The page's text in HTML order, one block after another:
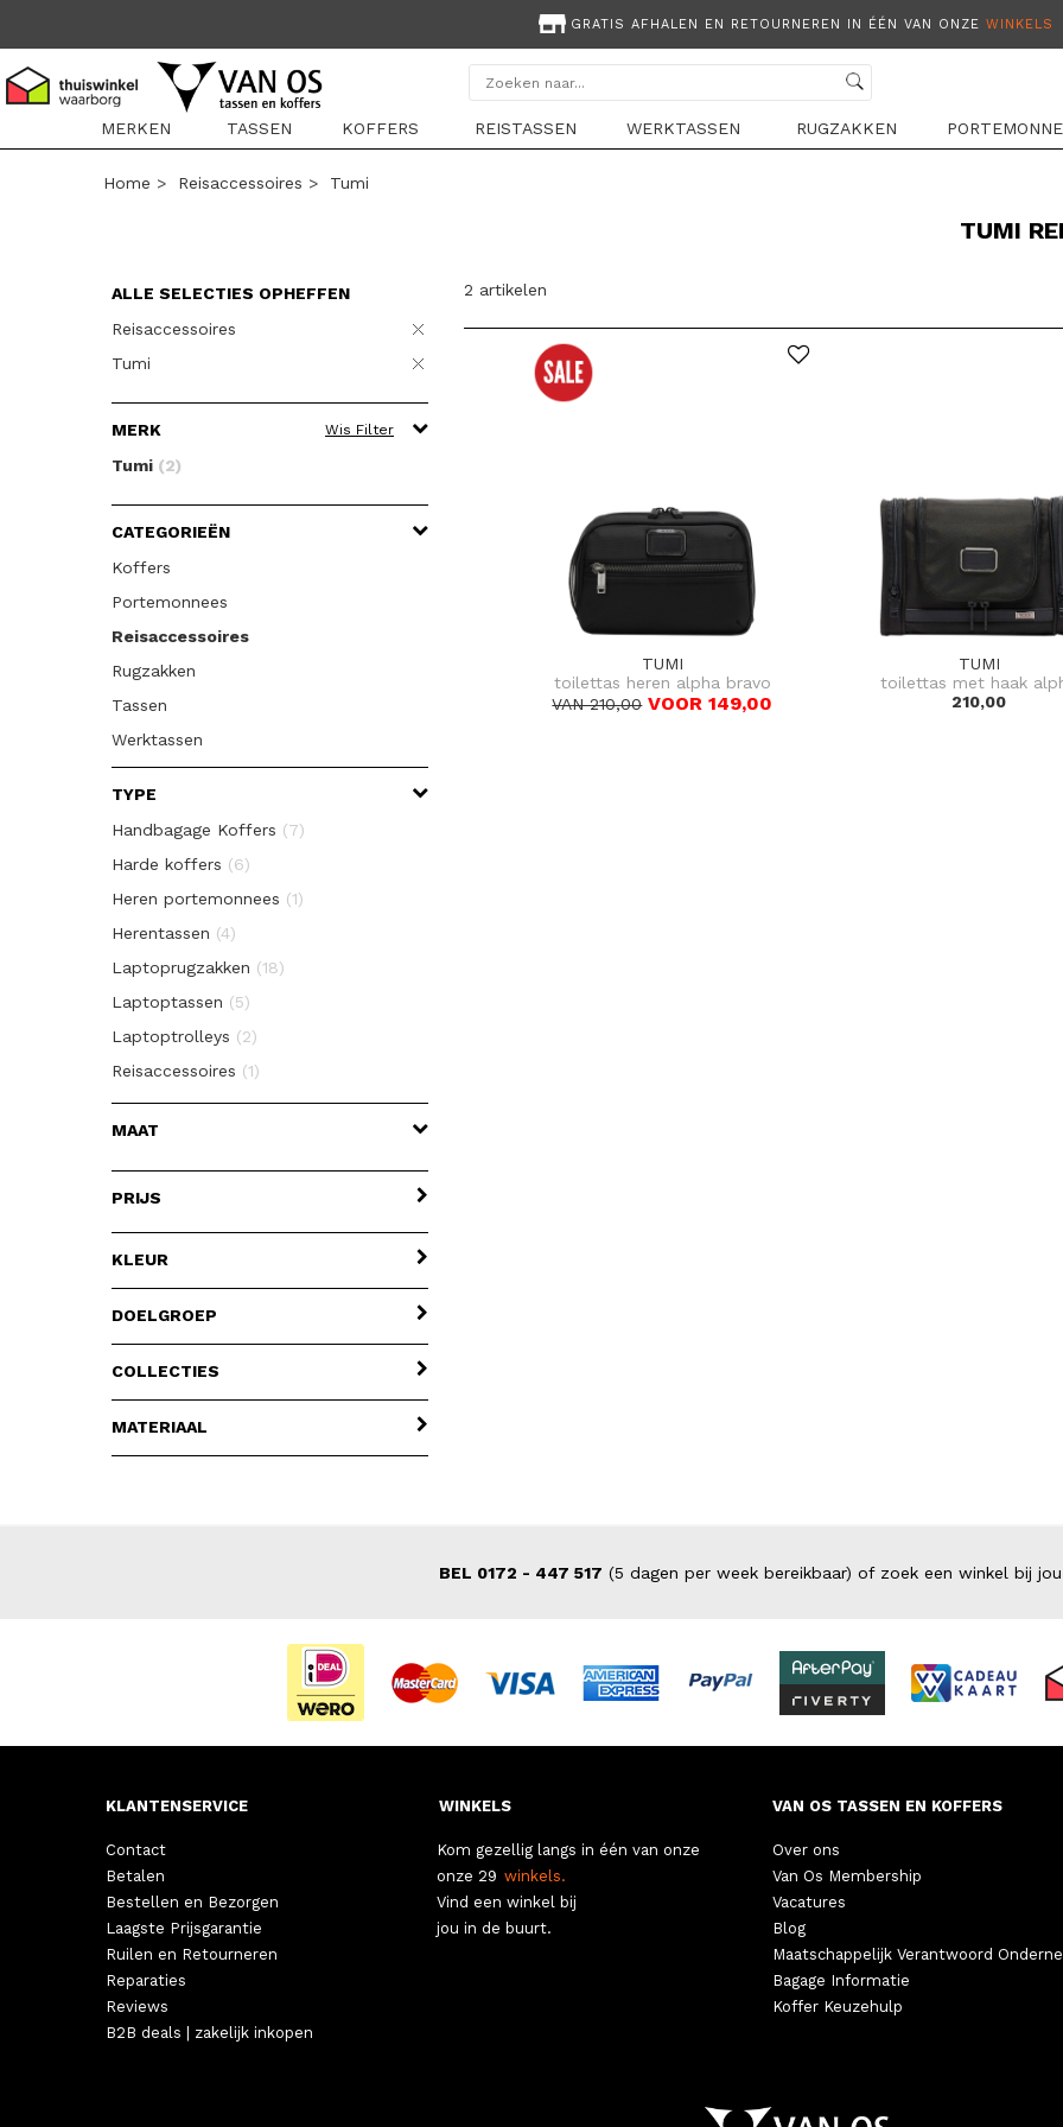
GRATIS AFHALEN EN RETOURNEREN IN ÉÉN VAN ONZE WINKELS
MERKEN TASSEN KOFFERS REISTASSEN WERKTASSEN RUGZAKKEN
Home > Reisaccessoires > Tumi
TUMI
ALLE SELECTIES OPHEFFEN
Reisaccessoires
Tumi
MERK Wis Filter
Tumi (2)
CATEGORIEËN
Koffers
Portemonnees
Reisaccessoires
Rugzakken
Tassen
Werktassen
TYPE
Handbagage Koffers (7)
Harde koffers (6)
Heren portemonnees (1)
Herentassen (4)
Laptoprugzakken (18)
Laptoptassen (5)
Laptoptrolleys (2)
Reisaccessoires (1)
Rugzakken(2)
Toilettassen
Zachte koffers(3)
MAAT
PRIJS
KLEUR
DOELGROEP
COLLECTIES
MATERIAAL
2 artikelen
TUMI
toilettas heren alpha bravo
VAN 210,00 VOOR 149,00
TUMI
toilettas met haak
210,00
BEL 0172 - 447 517 (5 dagen per week bereikbaar) of zoek een winkel bij
KLANTENSERVICE
Contact
Betalen
Bestellen en Bezorgen
Laagste Prijsgarantie
Ruilen en Retourneren
Reparaties
Reviews
B2B deals | zakelijk inkopen
WINKELS
Kom gezellig langs in één van onze
onze 29 winkels.
Vind een winkel bij
jou in de buurt.
VAN OS TASSEN EN KOFFERS
Over ons
Van Os Membership
Vacatures
Blog
Maatschappelijk Verantwoord
Bagage Informatie
Koffer Keuzehulp